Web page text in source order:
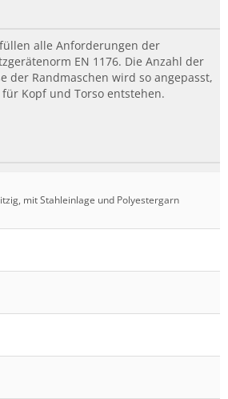
alle Anforderungen der
EN 1176. Die Anzahl der
der Randmaschen wird so angepasst,
Kopf und Torso entstehen.
mit Stahleinlage und Polyestergarn